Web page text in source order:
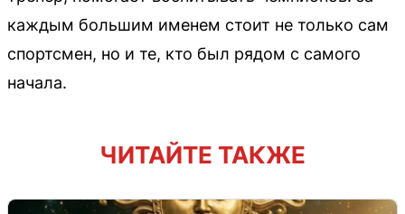
каждым большим именем стоит не только сам
спортсмен, но и те, кто был рядом с самого
начала.
ЧИТАЙТЕ ТАКЖЕ